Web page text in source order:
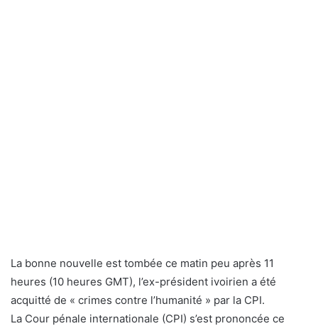
La bonne nouvelle est tombée ce matin peu après 11
heures (10 heures GMT), l’ex-président ivoirien a été
acquitté de « crimes contre l’humanité » par la CPI.
La Cour pénale internationale (CPI) s’est prononcée ce